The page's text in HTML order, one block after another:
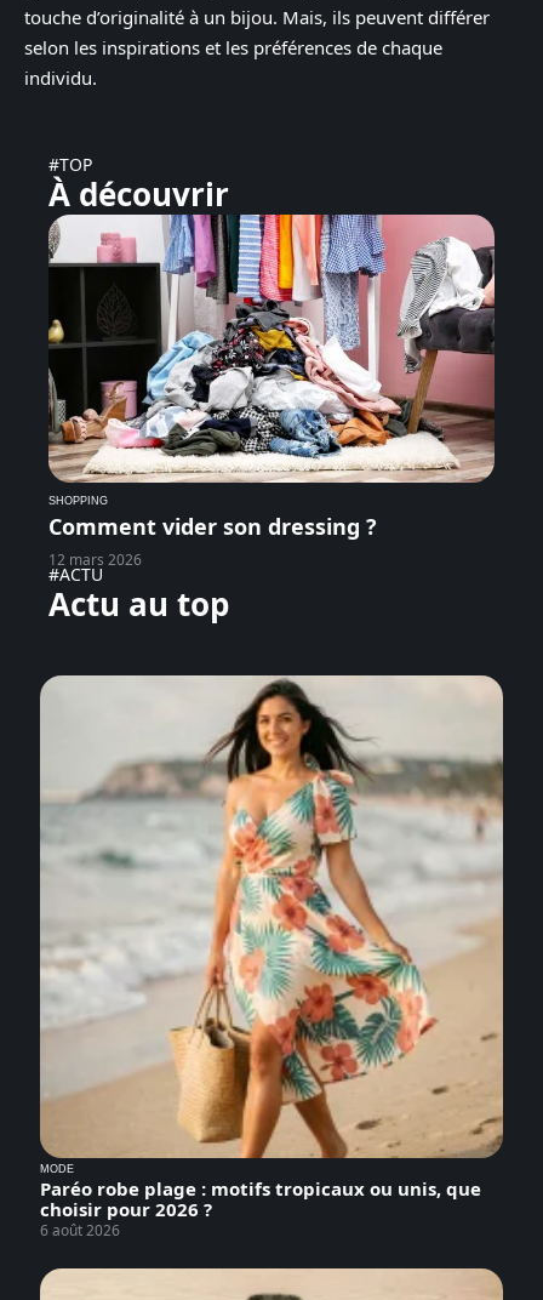
touche d’originalité à un bijou. Mais, ils peuvent différer
selon les inspirations et les préférences de chaque
individu.
#TOP
À découvrir
SHOPPING
Comment vider son dressing ?
12 mars 2026
#ACTU
Actu au top
MODE
Paréo robe plage : motifs tropicaux ou unis, que
choisir pour 2026 ?
6 août 2026